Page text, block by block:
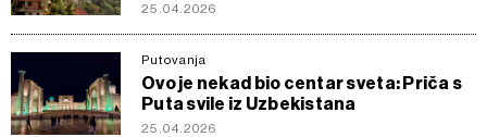
25.04.2026
Putovanja
Ovo je nekad bio centar sveta: Priča s
Puta svile iz Uzbekistana
25.04.2026